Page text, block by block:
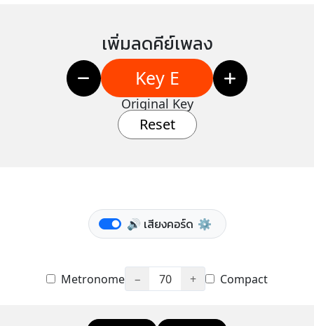
เพิ่มลดคีย์เพลง
Key E
Original Key
Reset
🔊 เสียงคอร์ด ⚙️
Metronome − 70 + Compact